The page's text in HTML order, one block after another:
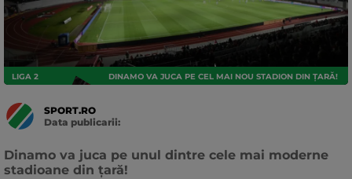
LIGA 2 DINAMO VA JUCA PE CEL MAI NOU STADION DIN ȚARĂ!
SPORT.RO
Data publicarii:
Dinamo va juca pe unul dintre cele mai moderne
stadioane din țară!